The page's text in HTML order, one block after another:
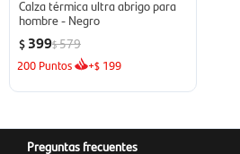
Calza térmica ultra abrigo para
hombre - Negro
$ 399$579
200 Puntos +$ 199
Preguntas frecuentes